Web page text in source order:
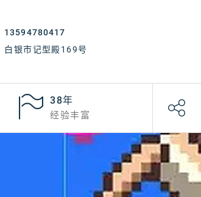
13594780417
白银市记型殿169号
38年
经验丰富